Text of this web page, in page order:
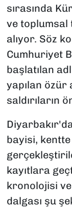
sırasında
ve toplumsal
alıyor. Söz
Cumhuriyet
başlatılan
yapılan özür
saldırıların
bayisi,
kayıtlara
kronolojisi ve
dalgası şu